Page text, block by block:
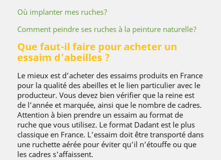
Où implanter mes ruches?
Comment peindre ses ruches à la peinture naturelle?
Que faut-il faire pour acheter un
essaim d’abeilles ?
Le mieux est d’acheter des essaims produits en France
pour la qualité des abeilles et le lien particulier avec le
producteur. Vous devez bien vérifier que la reine est
de l’année et marquée, ainsi que le nombre de cadres.
Attention à bien prendre un essaim au format de
ruche que vous utilisez. Le format Dadant est le plus
classique en France. L’essaim doit être transporté dans
une ruchette aérée pour éviter qu’il n’étouffe ou que
les cadres s'affaissent.